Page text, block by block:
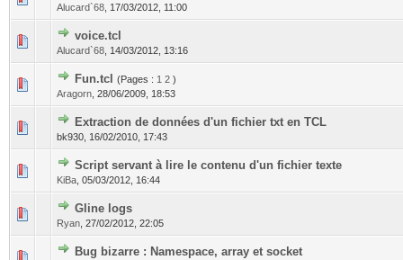
Alucard`68 17/03/2012, 11:00
voice.tcl
Alucard`68 14/03/2012, 13:16
Fun.tcl (Pages : 1 2 )
Aragorn 28/06/2009, 18:53
Extraction de données d'un fichier txt en TCL
bk930, 16/02/2010, 17:43
Script servant à lire le contenu d'un fichier texte
KiBa 05/03/2012, 16:44
Gline logs
Ryan 27/02/2012, 22:05
Bug bizarre : Namespace, array et socket